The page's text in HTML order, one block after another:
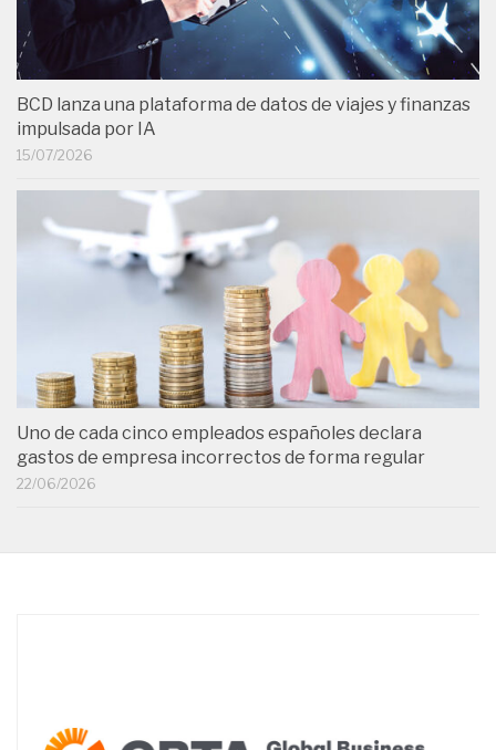
BCD lanza una plataforma de datos de viajes y finanzas
impulsada por IA
15/07/2026
Uno de cada cinco empleados españoles declara
gastos de empresa incorrectos de forma regular
22/06/2026